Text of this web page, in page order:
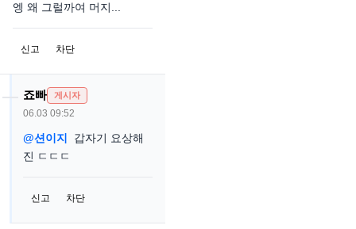
엥 왜 그럴까여 머지...
신고 차단
죠빠 게시자
06.03 09:52
@션이지
갑자기 요상해
진 ㄷㄷㄷ
신고 차단